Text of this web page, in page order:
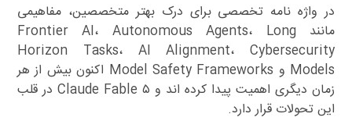
در واژه نامه تخصصی برای درک بهتر متخصصین، مفاهیمی
مانند Frontier AI، Autonomous Agents، Long
Horizon Tasks، AI Alignment، Cybersecurity
Models و Model Safety Frameworks اکنون بیش از هر
زمان دیگری اهمیت پیدا کرده اند و Claude Fable ۵ در قلب
این تحولات قرار دارد.